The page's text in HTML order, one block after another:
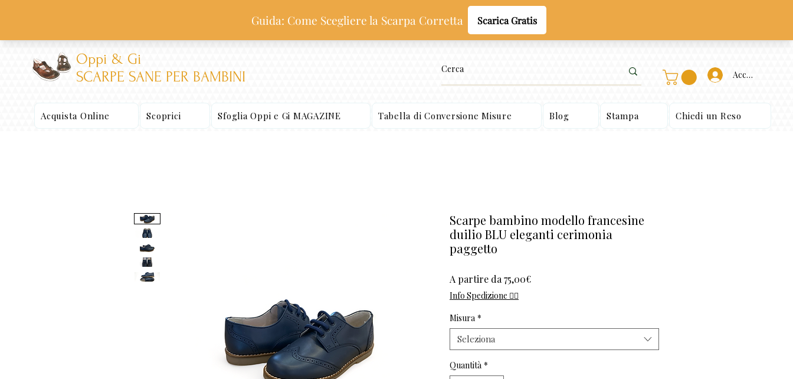
Oppi & Gi
SCARPE SANE PER BAMBINI
Accedi
Acquista Online Scoprici Sfoglia Oppi e Gi MAGAZINE Tabella di Conversione Misure Blog Stampa Chiedi un Reso
Scarpe bambino modello francesine
duilio BLU eleganti cerimonia
paggetto
A partire da 75,00€Prezzo scontato
Info Spedizione 👈🏻
Misura *
Seleziona
Quantità *